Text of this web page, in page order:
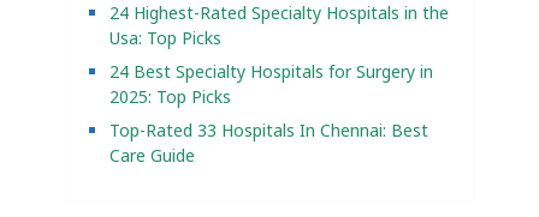
24 Highest-Rated Specialty Hospitals in the
Usa: Top Picks
24 Best Specialty Hospitals for Surgery in
2025: Top Picks
Top-Rated 33 Hospitals In Chennai: Best
Care Guide